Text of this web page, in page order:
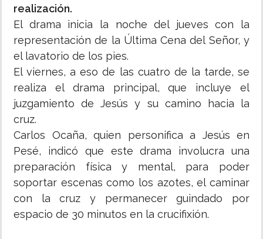
realización.
El drama inicia la noche del jueves con la
representación de la Última Cena del Señor, y
el lavatorio de los pies.
El viernes, a eso de las cuatro de la tarde, se
realiza el drama principal, que incluye el
juzgamiento de Jesús y su camino hacia la
cruz.
Carlos Ocaña, quien personifica a Jesús en
Pesé, indicó que este drama involucra una
preparación física y mental, para poder
soportar escenas como los azotes, el caminar
con la cruz y permanecer guindado por
espacio de 30 minutos en la crucifixión.